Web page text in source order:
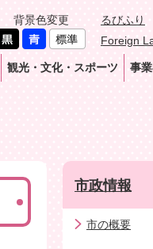
背景色変更
るびふり
Foreign
観光・文化・スポーツ 事
市政情報
市の概要